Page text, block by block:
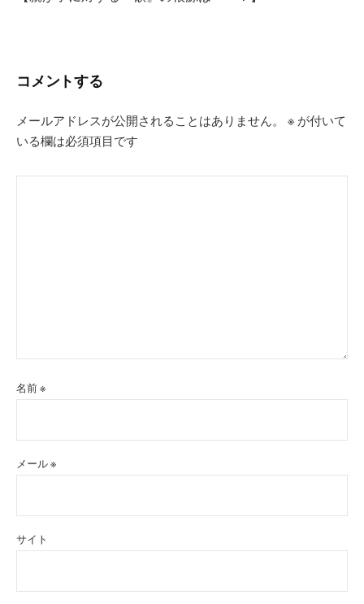
ゲ
ョ
コメントする
メールアドレスが公開されることはありません。 ※ が付いて
いる欄は必須項目です
名前※
メール※
サイト